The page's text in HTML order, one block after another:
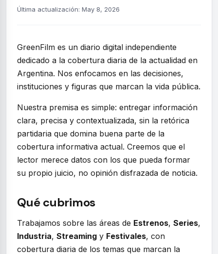
Última actualización: May 8, 2026
GreenFilm es un diario digital independiente
dedicado a la cobertura diaria de la actualidad en
Argentina. Nos enfocamos en las decisiones,
instituciones y figuras que marcan la vida pública.
Nuestra premisa es simple: entregar información
clara, precisa y contextualizada, sin la retórica
partidaria que domina buena parte de la
cobertura informativa actual. Creemos que el
lector merece datos con los que pueda formar
su propio juicio, no opinión disfrazada de noticia.
Qué cubrimos
Trabajamos sobre las áreas de Estrenos, Series,
Industria, Streaming y Festivales, con
cobertura diaria de los temas que marcan la